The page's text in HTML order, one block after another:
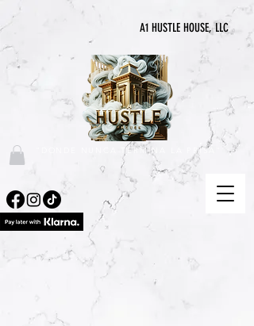
A1 HUSTLE HOUSE, LLC
"DONDE NUNCA TERMINA LA PRISA"